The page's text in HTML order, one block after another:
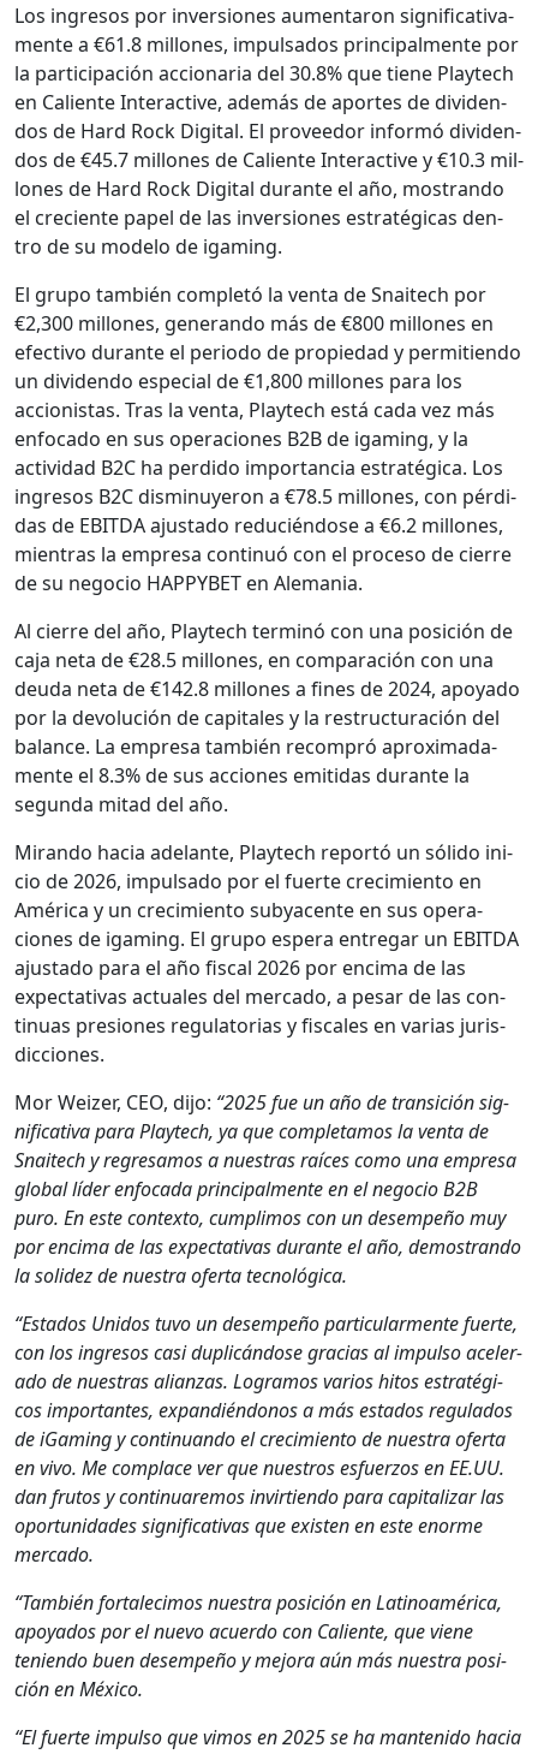
Los ingre­sos por inver­siones aumen­taron sig­ni­fica­ti­va­
mente a €61.8 mil­lones, impul­sa­dos prin­ci­pal­mente por
la par­tic­i­pación accionar­ia del 30.8% que tiene Playtech
en Caliente Inter­ac­tive, además de aportes de div­i­den­
dos de Hard Rock Dig­i­tal. El provee­dor infor­mó div­i­den­
dos de €45.7 mil­lones de Caliente Inter­ac­tive y €10.3 mil­
lones de Hard Rock Dig­i­tal durante el año, mostran­do
el cre­ciente papel de las inver­siones estratég­i­cas den­
tro de su mod­e­lo de igam­ing.
El grupo tam­bién com­pletó la ven­ta de Snaitech por
€2,300 mil­lones, generan­do más de €800 mil­lones en
efec­ti­vo durante el peri­o­do de propiedad y per­mi­tien­do
un div­i­den­do espe­cial de €1,800 mil­lones para los
accionistas. Tras la ven­ta, Playtech está cada vez más
enfo­ca­do en sus opera­ciones B2B de igam­ing, y la
activi­dad B2C ha per­di­do impor­tan­cia estratég­i­ca. Los
ingre­sos B2C dis­min­uyeron a €78.5 mil­lones, con pér­di­
das de EBITDA ajus­ta­do reducién­dose a €6.2 mil­lones,
mien­tras la empre­sa con­tin­uó con el pro­ce­so de cierre
de su nego­cio HAPPYBET en Ale­ma­nia.
Al cierre del año, Playtech ter­minó con una posi­ción de
caja neta de €28.5 mil­lones, en com­para­ción con una
deu­da neta de €142.8 mil­lones a fines de 2024, apoy­a­do
por la devolu­ción de cap­i­tales y la restruc­turación del
bal­ance. La empre­sa tam­bién recom­pró aprox­i­mada­
mente el 8.3% de sus acciones emi­ti­das durante la
segun­da mitad del año.
Miran­do hacia ade­lante, Playtech reportó un sóli­do ini­
cio de 2026, impul­sa­do por el fuerte crec­imien­to en
Améri­ca y un crec­imien­to sub­y­a­cente en sus opera­
ciones de igam­ing. El grupo espera entre­gar un EBITDA
ajus­ta­do para el año fis­cal 2026 por enci­ma de las
expec­ta­ti­vas actuales del mer­ca­do, a pesar de las con­
tin­uas pre­siones reg­u­la­to­rias y fis­cales en varias juris­
dic­ciones.
Mor Weiz­er, CEO, dijo: “2025 fue un año de tran­si­ción sig­
ni­fica­ti­va para Playtech, ya que com­ple­ta­mos la ven­ta de
Snaitech y regre­samos a nues­tras raíces como una empre­sa
glob­al líder enfo­ca­da prin­ci­pal­mente en el nego­cio B2B
puro. En este con­tex­to, cumplimos con un desem­peño muy
por enci­ma de las expec­ta­ti­vas durante el año, demostran­do
la solidez de nues­tra ofer­ta tec­nológ­i­ca.
“Esta­dos Unidos tuvo un desem­peño par­tic­u­lar­mente fuerte,
con los ingre­sos casi duplicán­dose gra­cias al impul­so acel­er­
a­do de nues­tras alian­zas. Logramos var­ios hitos estratégi­
cos impor­tantes, expandién­donos a más esta­dos reg­u­la­dos
de iGam­ing y con­tin­uan­do el crec­imien­to de nues­tra ofer­ta
en vivo. Me com­place ver que nue­stros esfuer­zos en EE.UU.
dan fru­tos y con­tin­uare­mos invir­tien­do para cap­i­talizar las
opor­tu­nidades sig­ni­fica­ti­vas que exis­ten en este enorme
mer­ca­do.
“Tam­bién for­t­alec­i­mos nues­tra posi­ción en Lati­noaméri­ca,
apoy­a­dos por el nue­vo acuer­do con Caliente, que viene
tenien­do buen desem­peño y mejo­ra aún más nues­tra posi­
ción en Méx­i­co.
“El fuerte impul­so que vimos en 2025 se ha man­tenido hacia